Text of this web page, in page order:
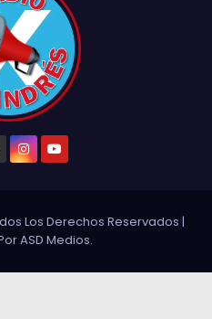
Los Derechos Reservados |
ASD Medios.